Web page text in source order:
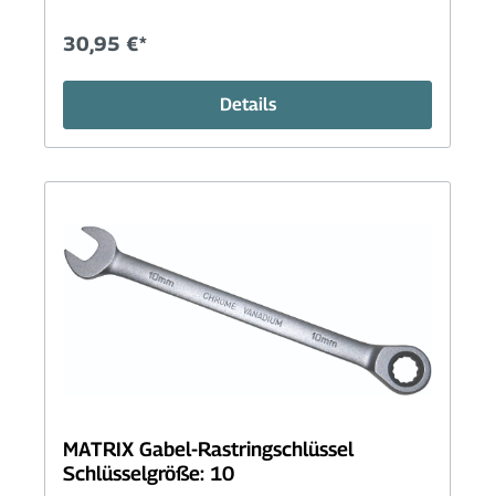
30,95 €*
Details
MATRIX Gabel-Rastringschlüssel
Schlüsselgröße: 10